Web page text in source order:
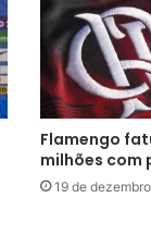
Flamengo
milhões com
19 de